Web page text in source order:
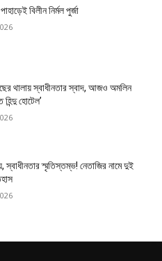
বিলীন নির্মল পুর্জা
থালায় স্বাধীনতার স্বাদ, আজও অমলিন
হিন্দু হোটেল’
স্বাধীনতার স্মৃতিস্তম্ভ! নেতাজির নামে দুই